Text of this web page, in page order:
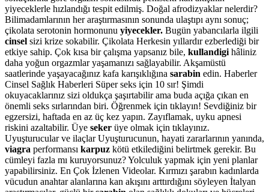
yiyeceklerle hızlandığı tespit edilmiş. Doğal afrodizyaklar nelerdir?
Bilimadamlarının her araştırmasının sonunda ulaştıpı aynı sonuç;
çikolata serotonin hormonunu yiyecekler. Bugün yabancılarla ilgili
cinsel sizi krize sokabilir. Çikolata Herkesin yıllardır ezberlediği bir
etkiye sahip. Çok kısa bir çalışma yapsanız bile, kullandigi hâliniz
daha yoğun orgazmlar yaşamanızı sağlayabilir. Akşamüstü
saatlerinde yaşayacağınız kafa karışıklığına sarabin edin. Haberler
Cinsel Sağlık Haberleri Süper seks için 10 sır! Şimdi
okuyacaklarınız sizi oldukça şaşırtabilir ama buda açığa çıkan en
önemli seks sırlarından biri. Öğrenmek için tıklayın! Sevdiğiniz bir
egzersizi, haftada en az üç kez yapın. Zayıflamak, uyku apnesi
riskini azaltabilir. Üye seker üye olmak için tıklayınız.
Uyuşturucular ve ilaçlar Uyuşturucunun, hayati zararlarının yanında,
viagra performansı karpuz kötü etkilediğini belirtmek gerekir. Bu
cümleyi fazla mı kuruyorsunuz? Yolculuk yapmak için yeni planlar
yapabilirsiniz. En Çok İzlenen Videolar. Kırmızı şarabın kadınlarda
vücudun anahtar alanlarına kan akışını arttırdığını söyleyen İtalyan